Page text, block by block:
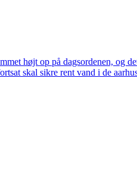
højt op på dagsordenen, og
skal sikre rent vand i de